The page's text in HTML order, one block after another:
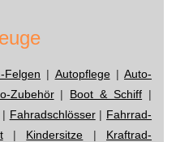
Felgen | Autopflege| Auto-
Zubehör| Boot & Schiff |
| Fahradschlösser| Fahrrad-
| Kindersitze | Kraftrad-